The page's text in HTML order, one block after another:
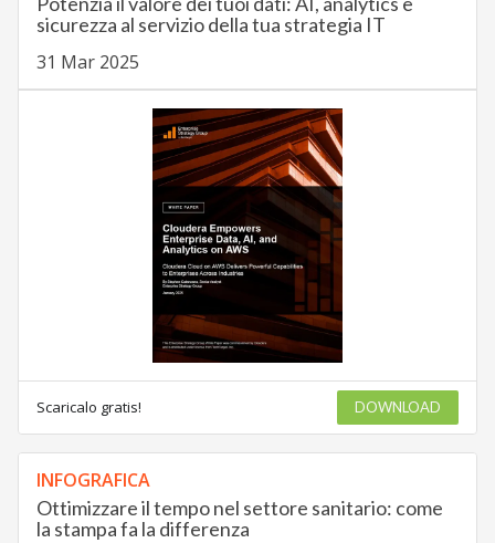
sicurezza al servizio della tua strategia IT
31 Mar 2025
Scaricalo gratis! DOWNLOAD
INFOGRAFICA
Ottimizzare il tempo nel settore sanitario: come
la stampa fa la differenza